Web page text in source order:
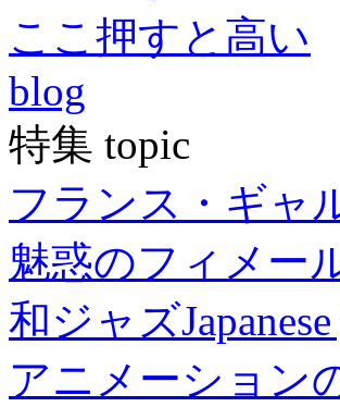
ここ押すと高い
blog
特集 topic
フランス・ギャ
魅惑のフィメー
和ジャズ
アニメーション